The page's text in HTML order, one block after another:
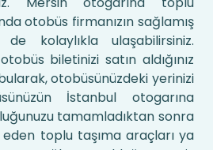
otobüs firmanızın sağlamış
kolaylıkla ulaşabilirsiniz.
biletinizi satın aldığınız
otobüsünüzdeki yerinizi
İstanbul otogarına
tamamladıktan sonra
toplu taşıma araçları ya